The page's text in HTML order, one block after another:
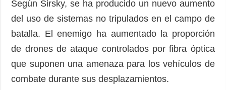
Según Sirsky, se ha producido un nuevo aumento
del uso de sistemas no tripulados en el campo de
batalla. El enemigo ha aumentado la proporción
de drones de ataque controlados por fibra óptica
que suponen una amenaza para los vehículos de
combate durante sus desplazamientos.